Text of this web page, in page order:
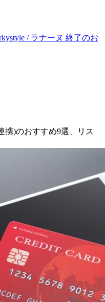
/ ラナーヌ 終了のお
携)のおすすめ9選、リス